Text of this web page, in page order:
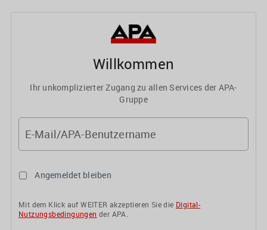
Willkommen
Ihr unkomplizierter Zugang zu allen Services der APA-
Gruppe
E-Mail/APA-Benutzername
Angemeldet bleiben
Mit dem Klick auf WEITER akzeptieren Sie die Digital-
Nutzungsbedingungen der APA.